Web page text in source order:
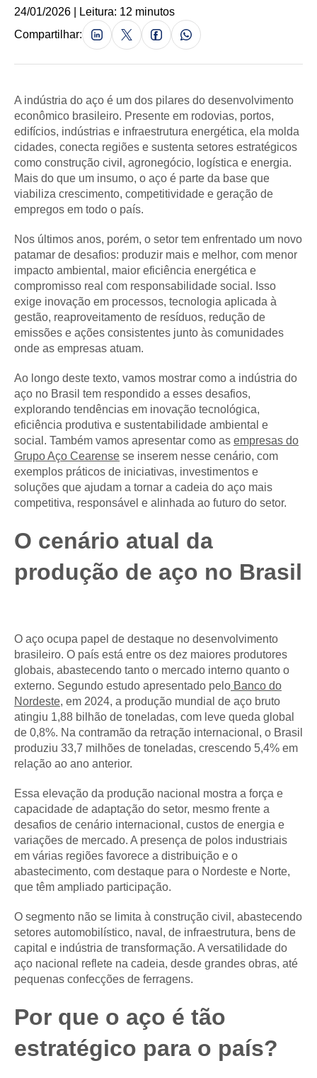
24/01/2026 | Leitura: 12 minutos
Compartilhar:
A indústria do aço é um dos pilares do desenvolvimento
econômico brasileiro. Presente em rodovias, portos,
edifícios, indústrias e infraestrutura energética, ela molda
cidades, conecta regiões e sustenta setores estratégicos
como construção civil, agronegócio, logística e energia.
Mais do que um insumo, o aço é parte da base que
viabiliza crescimento, competitividade e geração de
empregos em todo o país.
Nos últimos anos, porém, o setor tem enfrentado um novo
patamar de desafios: produzir mais e melhor, com menor
impacto ambiental, maior eficiência energética e
compromisso real com responsabilidade social. Isso
exige inovação em processos, tecnologia aplicada à
gestão, reaproveitamento de resíduos, redução de
emissões e ações consistentes junto às comunidades
onde as empresas atuam.
Ao longo deste texto, vamos mostrar como a indústria do
aço no Brasil tem respondido a esses desafios,
explorando tendências em inovação tecnológica,
eficiência produtiva e sustentabilidade ambiental e
social. Também vamos apresentar como as empresas do
Grupo Aço Cearense se inserem nesse cenário, com
exemplos práticos de iniciativas, investimentos e
soluções que ajudam a tornar a cadeia do aço mais
competitiva, responsável e alinhada ao futuro do setor.
O cenário atual da
produção de aço no Brasil
O aço ocupa papel de destaque no desenvolvimento
brasileiro. O país está entre os dez maiores produtores
globais, abastecendo tanto o mercado interno quanto o
externo. Segundo estudo apresentado pelo Banco do
Nordeste, em 2024, a produção mundial de aço bruto
atingiu 1,88 bilhão de toneladas, com leve queda global
de 0,8%. Na contramão da retração internacional, o Brasil
produziu 33,7 milhões de toneladas, crescendo 5,4% em
relação ao ano anterior.
Essa elevação da produção nacional mostra a força e
capacidade de adaptação do setor, mesmo frente a
desafios de cenário internacional, custos de energia e
variações de mercado. A presença de polos industriais
em várias regiões favorece a distribuição e o
abastecimento, com destaque para o Nordeste e Norte,
que têm ampliado participação.
O segmento não se limita à construção civil, abastecendo
setores automobilístico, naval, de infraestrutura, bens de
capital e indústria de transformação. A versatilidade do
aço nacional reflete na cadeia, desde grandes obras, até
pequenas confecções de ferragens.
Por que o aço é tão
estratégico para o país?